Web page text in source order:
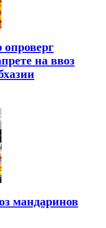
опроверг
на ввоз
мандаринов